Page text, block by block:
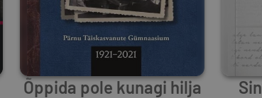
Õppida pole kunagi hilja